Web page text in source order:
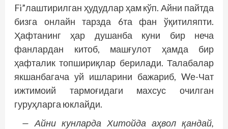
Fi”лаштирилган ҳудудлар ҳам кўп. Айни пайтда
бизга онлайн тарзда 6та фан ўқитиляпти.
Ҳафтанинг ҳар душанба куни бир неча
фанлардан китоб, машғулот ҳамда бир
ҳафталик топшириқлар берилади. Талабалар
якшанбагача уй ишларини бажариб, Wе-Чат
ижтимоий тармоғидаги махсус очилган
гуруҳларга юклайди.
— Айни кунларда Хитойда аҳвол қандай,